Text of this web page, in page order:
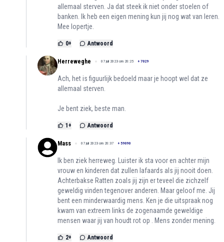
allemaal sterven. Ja dat steek ik niet onder stoelen of
banken. Ik heb een eigen mening kun jij nog wat van leren.
Mee lopertje.
0+ Antwoord
Herreweghe 07 juli 2023 om 20:25 + 7029
Ach, het is figuurlijk bedoeld maar je hoopt wel dat ze
allemaal sterven.
Je bent ziek, beste man.
1 + Antwoord
Mass 07 juli 2023 om 20:37 + 59090
Ik ben ziek herreweg. Luister ik sta voor en achter mijn
vrouw en kinderen dat zullen lafaards als jij nooit doen.
Achterbakse Ratten zoals jij zijn er teveel die zichzelf
geweldig vinden tegenover anderen. Maar geloof me. Jij
bent een minderwaardig mens. Ken je die uitspraak nog
kwam van extreem links de zogenaamde geweldige
mensen waar jij van houdt rot op . Mens zonder mening.
2+ Antwoord